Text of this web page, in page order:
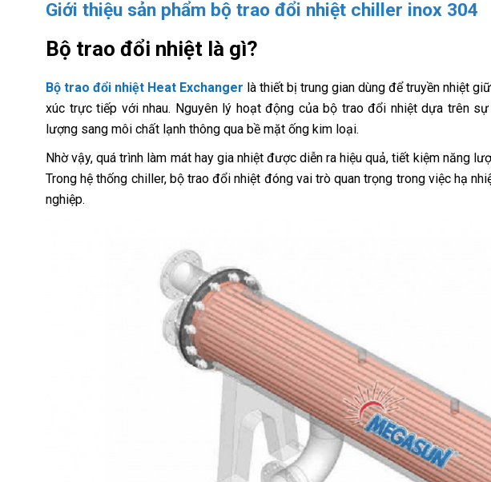
Giới thiệu sản phẩm bộ trao đổi nhiệt chiller inox 304
Bộ trao đổi nhiệt là gì?
Bộ trao đổi nhiệt Heat Exchanger là thiết bị trung gian dùng để truyền nhiệt
xúc trực tiếp với nhau. Nguyên lý hoạt động của bộ trao đổi nhiệt dựa trên
lượng sang môi chất lạnh thông qua bề mặt ống kim loại.
Nhờ vậy, quá trình làm mát hay gia nhiệt được diễn ra hiệu quả, tiết kiệm năng
Trong hệ thống chiller, bộ trao đổi nhiệt đóng vai trò quan trọng trong việc hạ
nghiệp.